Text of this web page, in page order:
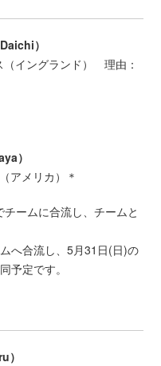
）
イングランド） 理由：
）
メリカ）＊
ームに合流し、チームと
へ合流し、5月31日(日)の
予定です。
）